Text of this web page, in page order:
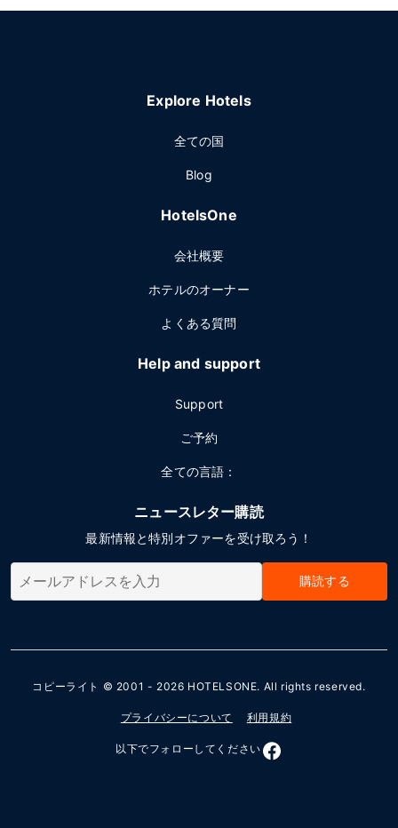
Explore Hotels
全ての国
Blog
HotelsOne
会社概要
ホテルのオーナー
よくある質問
Help and support
Support
ご予約
全ての言語：
ニュースレター購読
最新情報と特別オファーを受け取ろう！
購読する
コピーライト © 2001 - 2026 HOTELSONE. All rights reserved.
プライバシーについて 利用規約
以下でフォローしてください